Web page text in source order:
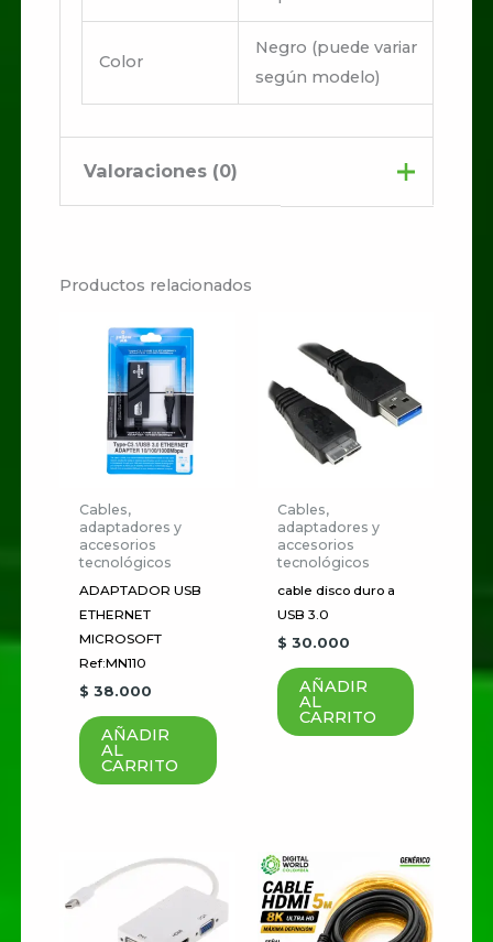
Color
Negro (puede variar
según modelo)
Valoraciones (0)
“CARGADOR PARA
CARRO TRIPLE CABLE
V8”
Tu dirección de correo
electrónico no será publicada.
Los campos obligatorios están
marcados con
Tu
puntuación
Tu valoración
Correo electrónico*
Productos relacionados
Cables,
adaptadores y
accesorios
tecnológicos
ADAPTADOR USB
ETHERNET
MICROSOFT
Ref:MN110
$ 38.000
AÑADIR
AL
CARRITO
Cables,
adaptadores y
accesorios
tecnológicos
cable disco duro a
USB 3.0
$ 30.000
AÑADIR
AL
CARRITO